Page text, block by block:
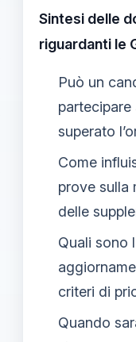
Sintesi delle
riguardanti le
Può un
partecipare
superato
Come
prove sulla
delle
Quali sono
criteri di
Quando